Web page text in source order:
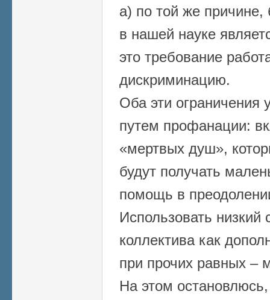
а) по той же
в нашей науке
это требование
дискриминацию.
Оба эти ограничения
путем профанации:
«мертвых душ»,
будут получать
помощь в
Использовать низкий
коллектива как
при прочих равных –
На этом